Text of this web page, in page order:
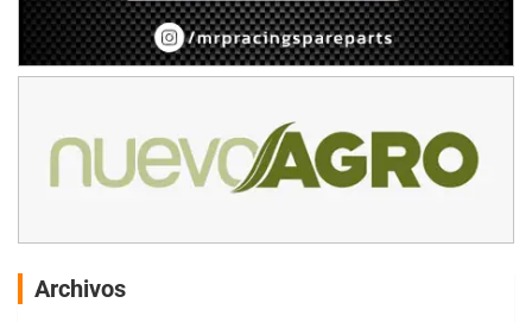
Archivos